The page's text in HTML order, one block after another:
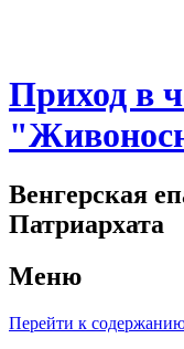
Приход в
Венгерская
Патриархата
Меню
Перейти к